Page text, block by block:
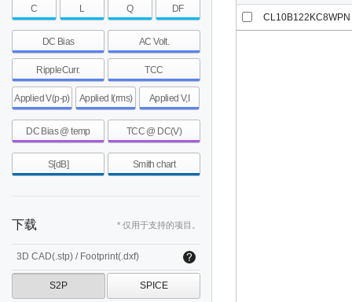
C L Q DF
DC Bias AC Volt.
RippleCurr. TCC
Applied V(p-p) Applied I(rms) Applied V,I
DC Bias @ temp TCC @ DC(V)
S[dB] Smith chart
下载 * 仅用于支持的项目。
3D CAD(.stp) / Footprint(.dxf)
S2P SPICE
CL10B122KC8WPN